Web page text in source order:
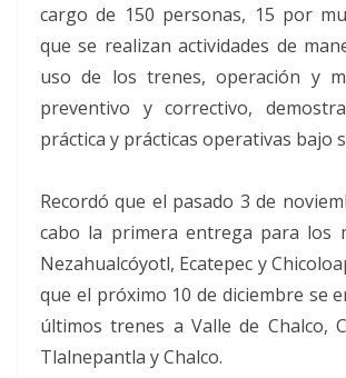
cargo de 150 personas, 15 por
que se realizan actividades de
uso de los trenes, operación y
preventivo y correctivo,
práctica y prácticas operativas bajo
Recordó que el pasado 3 de
cabo la primera entrega para los
Nezahualcóyotl, Ecatepec y
que el próximo 10 de diciembre se
últimos trenes a Valle de Chalco,
Tlalnepantla y Chalco.